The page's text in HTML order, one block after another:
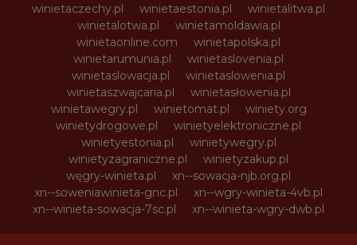
winietaczechy.pl
winietaestonia.pl
winietalitwa.pl
winietalotwa.pl
winietamoldawia.pl
winietaonline.com
winietapolska.pl
winietarumunia.pl
winietaslovenia.pl
winietaslowacja.pl
winietaslowenia.pl
winietaszwajcaria.pl
winietasłowenia.pl
winietawegry.pl
winietomat.pl
winiety.org
winietydrogowe.pl
winietyelektroniczne.pl
winietyestonia.pl
winietywegry.pl
winietyzagraniczne.pl
winietyzakup.pl
węgry-winieta.pl
xn--sowacja-njb.org.pl
xn--soweniawinieta-gnc.pl
xn--wgry-winieta-4vb.pl
xn--winieta-sowacja-7sc.pl
xn--winieta-wgry-dwb.pl